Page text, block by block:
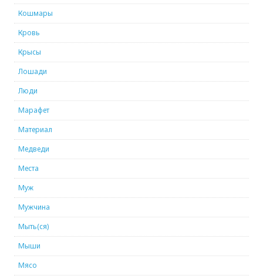
Кошмары
Кровь
Крысы
Лошади
Люди
Марафет
Материал
Медведи
Места
Муж
Мужчина
Мыть(ся)
Мыши
Мясо